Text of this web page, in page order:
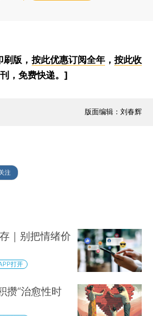
版， 按此优惠订阅全年， 按此收
刊，免费快递。]
版面编辑：刘春辉
注
｜别把情绪价
打开
攒“治愈性时